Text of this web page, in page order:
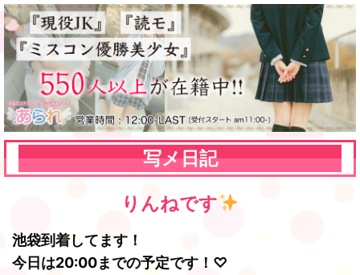
写メ日記
りんねです
池袋到着してます！
今日は20:00までの予定です！♡